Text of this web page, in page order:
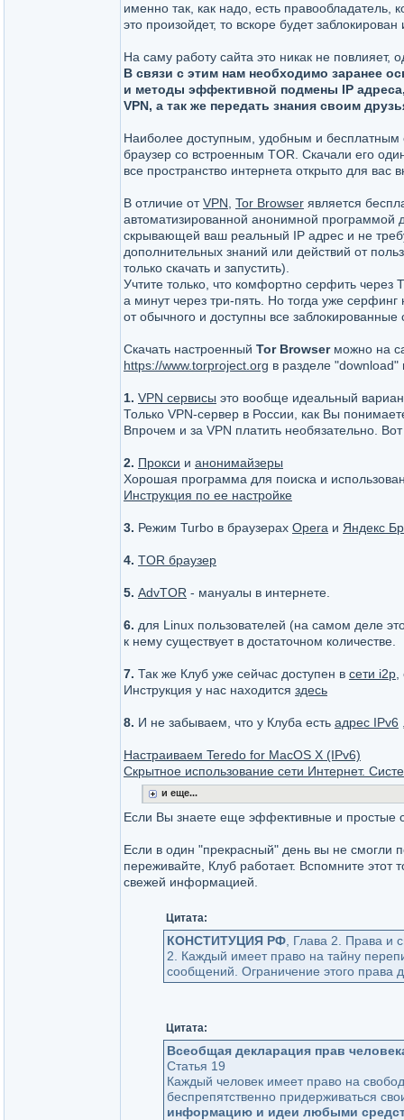
именно так, как надо, есть правообладатель,
это произойдет, то вскоре будет заблокирован
На саму работу сайта это никак не повлияет,
В связи с этим нам необходимо заранее
и методы эффективной подмены IP
VPN, а так же передать знания своим
Наиболее доступным, удобным и бесплатным
браузер со встроенным TOR. Скачали его
все пространство интернета открыто для вас
В отличие отVPN Tor Browser является
автоматизированной анонимной программой
скрывающей ваш реальный IP адрес и не
дополнительных знаний или действий от
только скачать и запустить).
Учтите только, что комфортно серфить через
а минут через три-пять. Но тогда уже серфинг
от обычного и доступны все заблокированные
Скачать настроенный Tor Browserможно на
https://www.torproject.org в разделе
1. VPN сервисы это вообще идеальный
Только VPN-сервер в России, как Вы
Впрочем и за VPN платить необязательно.
2. Прокси и анонимайзеры
Хорошая программа для поиска и
Инструкция по ее настройке
3. Режим Turbo в браузерах Opera и Яндекс
4. TOR браузер
5. AdvTOR - мануалы в интернете.
6. для Linux пользователей (на самом деле
к нему существует в достаточном количестве.
7. Так же Клуб уже сейчас доступен в сети i2p
Инструкция у нас находится здесь
8. И не забываем, что у Клуба есть адрес IPv6
Настраиваем Teredo for MacOS X (IPv6)
Скрытное использование сети Интернет.
и еще...
Если Вы знаете еще эффективные и простые
Если в один "прекрасный" день вы не смогли
переживайте, Клуб работает. Вспомните этот
свежей информацией.
Цитата:
КОНСТИТУЦИЯ РФ , Глава 2. Права и
2. Каждый имеет право на тайну
сообщений. Ограничение этого права
Цитата:
Всеобщая декларация прав
Статья 19
Каждый человек имеет право на
беспрепятственно придерживаться
информацию и идеи любыми